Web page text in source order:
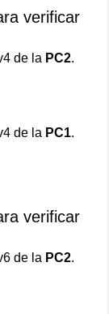
verificar
de la PC2.
de la PC1.
verificar
de la PC2.